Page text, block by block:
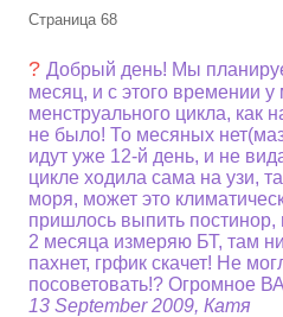
Страница 68
?Добрый день! Мы
месяц, и с этого времении
менструального цикла, как
не было! То месяных
идут уже 12-й день, и не
цикле ходила сама на узи,
моря, может это
пришлось выпить
2 месяца измеряю БТ, там
пахнет, грфик скачет! Не
посоветовать!? Огромное
13 September 2009, Катя